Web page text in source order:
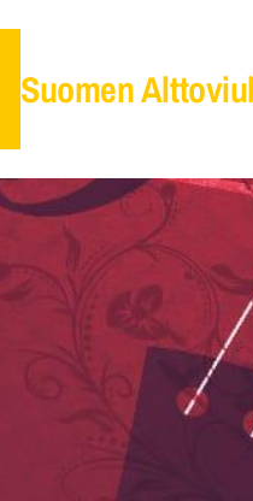
Suomen